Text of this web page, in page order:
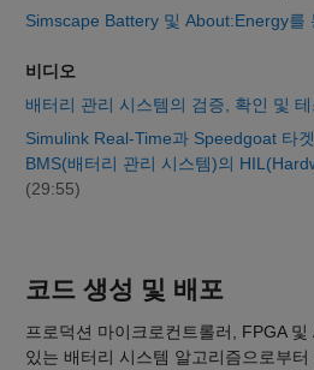
Simscape Battery 및 About:Energy를
비디오
배터리 관리 시스템의 검증, 확인 및
Simulink Real-Time과 Speedgoat 타
BMS(배터리 관리 시스템)의
(29:55)
코드 생성 및 배포
프로덕션 마이크로컨트롤러, FPGA
있는 배터리 시스템 알고리즘으로부